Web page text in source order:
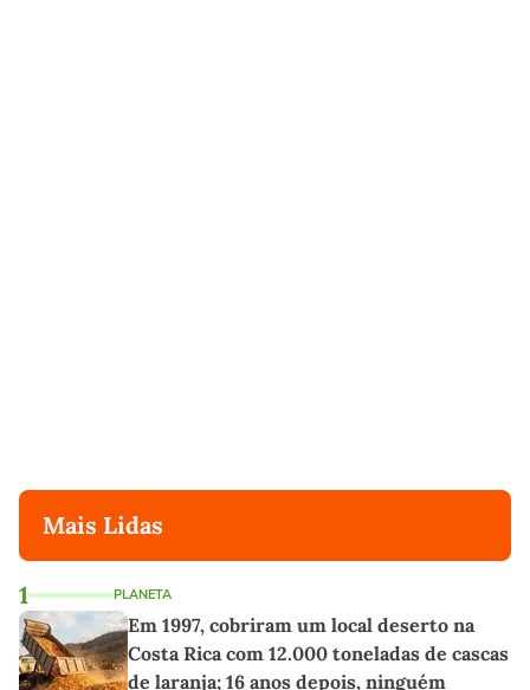
Mais Lidas
1 PLANETA
Em 1997, cobriram um local deserto na
Costa Rica com 12.000 toneladas de cascas
de laranja; 16 anos depois, ninguém